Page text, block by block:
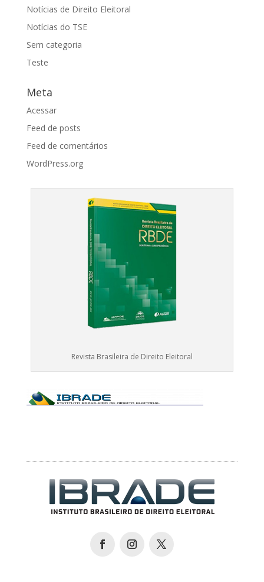
Notícias de Direito Eleitoral
Notícias do TSE
Sem categoria
Teste
Meta
Acessar
Feed de posts
Feed de comentários
WordPress.org
Revista Brasileira de Direito Eleitoral